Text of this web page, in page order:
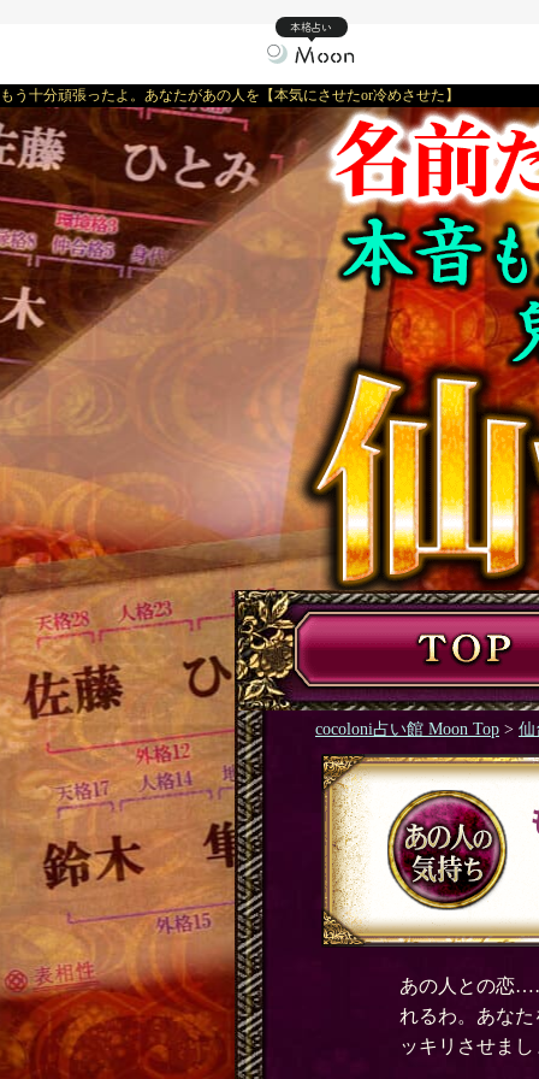
本格占い
もう十分頑張ったよ。あなたがあの人を【本気にさせたor冷めさせた】
cocoloni占い館 Moon Top >
あの人との恋
れるわ。あな
ッキリさせま